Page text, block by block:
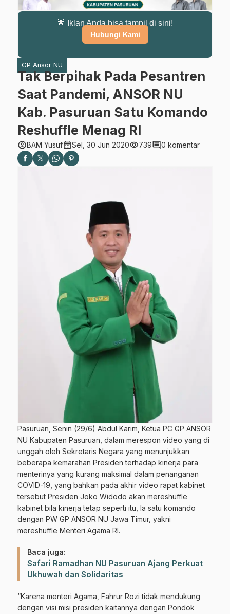
🌟 Iklan Anda bisa tampil di sini!
Hubungi Kami
GP Ansor NU
Tak Berpihak Pada Pesantren
Saat Pandemi, ANSOR NU
Kab. Pasuruan Satu Komando
Reshuffle Menag RI
account_circleBAM Yusufcalendar_monthSel, 30 Jun 2020visibility739comment0 komentar
Pasuruan, Senin (29/6) Abdul Karim, Ketua PC GP ANSOR
NU Kabupaten Pasuruan, dalam merespon video yang di
unggah oleh Sekretaris Negara yang menunjukkan
beberapa kemarahan Presiden terhadap kinerja para
menterinya yang kurang maksimal dalam penanganan
COVID-19, yang bahkan pada akhir video rapat kabinet
tersebut Presiden Joko Widodo akan mereshuffle
kabinet bila kinerja tetap seperti itu, Ia satu komando
dengan PW GP ANSOR NU Jawa Timur, yakni
mereshuffle Menteri Agama RI.
Baca juga:
Safari Ramadhan NU Pasuruan Ajang Perkuat
Ukhuwah dan Solidaritas
“Karena menteri Agama, Fahrur Rozi tidak mendukung
dengan visi misi presiden kaitannya dengan Pondok